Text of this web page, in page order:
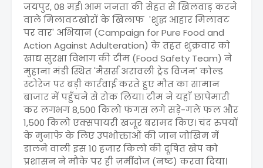
जयपुर, 08 मई। आम जनता की सेहत से खिलवाड़ करने
वाले मिलावटखोरों के खिलाफ 'शुद्ध आहार मिलावट
पर वार' अभियान (Campaign for Pure Food and
Action Against Adulteration) के तहत शुक्रवार को
खाद्य सुरक्षा विभाग की टीम (Food Safety Team) ने
मुहाना मंडी स्थित 'मैसर्स अरावली ट्रेड विजन' कोल्ड
स्टोरेज पर बड़ी कार्रवाई करते हुए मौत का सामान
बाजार में पहुँचने से रोक लिया। टीम ने यहाँ छापेमारी
कर लगभग 8,500 किलो फंगस लगे सड़े-गले फल और
1,500 किलो एक्सपायरी खजूर बरामद किए। चंद रुपयों
के मुनाफे के लिए उपभोक्ताओं की जान जोखिम में
डालने वाली इस 10 हजार किलो की दूषित खेप को
प्रशासन ने मौके पर ही ज़मींदोज (नष्ट) करवा दिया।